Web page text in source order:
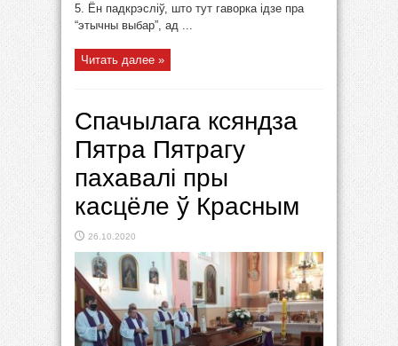
5. Ён падкрэсліў, што тут гаворка ідзе пра
“этычны выбар”, ад ...
Читать далее »
Спачылага ксяндза
Пятра Пятрагу
пахавалі пры
касцёле ў Красным
26.10.2020